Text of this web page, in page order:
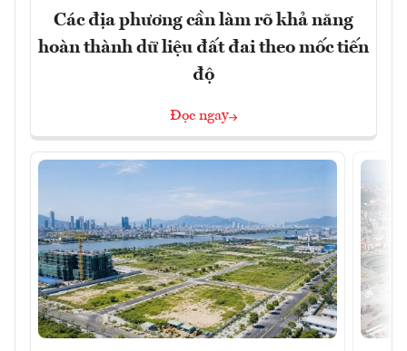
Các địa phương cần làm rõ khả năng
hoàn thành dữ liệu đất đai theo mốc tiến
độ
Đọc ngay